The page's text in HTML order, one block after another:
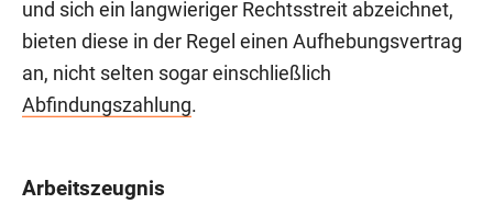
und sich ein langwieriger Rechtsstreit abzeichnet,
bieten diese in der Regel einen Aufhebungsvertrag
an, nicht selten sogar einschließlich
Abfindungszahlung.
Arbeitszeugnis